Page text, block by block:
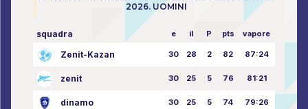
2026. UOMINI
squadra e il P pts vapore
Zenit-Kazan 30 28 2 82 87:24
zenit 30 25 5 76 81:21
dinamo 30 25 5 74 79:26